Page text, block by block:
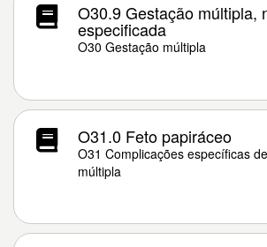
O30.9 Gestação múltipla,
especificada
O30 Gestação múltipla
O31.0 Feto papiráceo
O31 Complicações específicas
múltipla